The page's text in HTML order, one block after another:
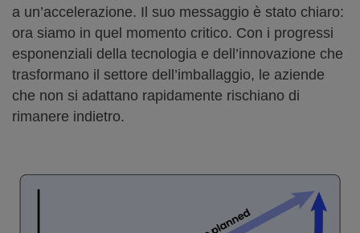
a un’accelerazione. Il suo messaggio è stato chiaro:
ora siamo in quel momento critico. Con i progressi
esponenziali della tecnologia e dell’innovazione che
trasformano il settore dell’imballaggio, le aziende
che non si adattano rapidamente rischiano di
rimanere indietro.